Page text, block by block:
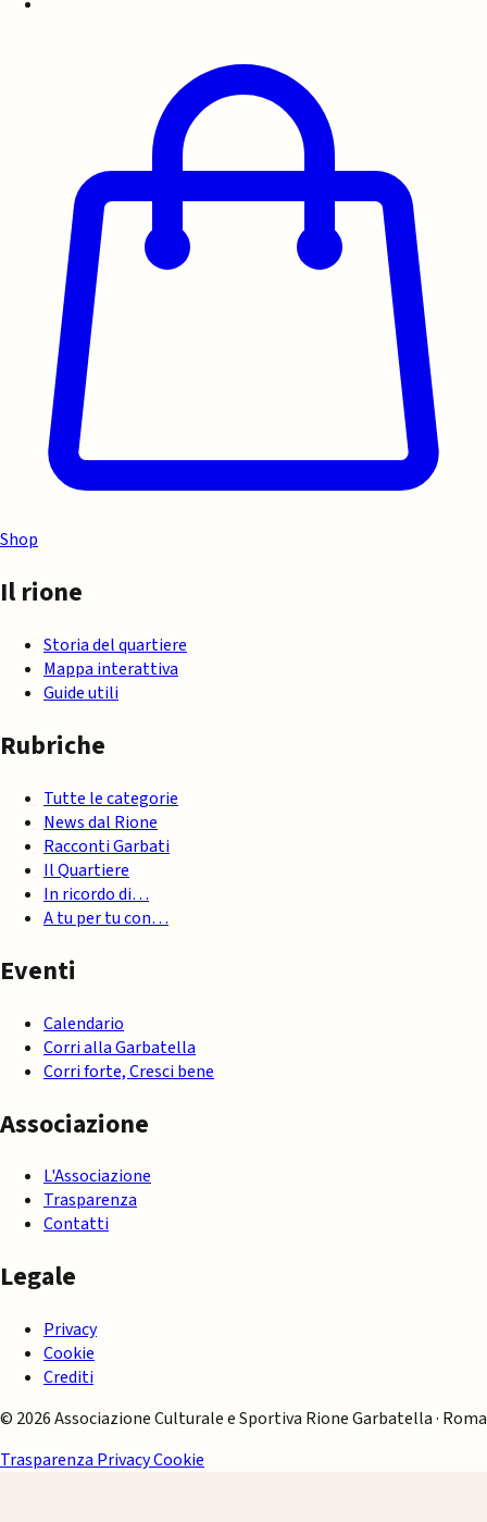
Shop
Il rione
Storia del quartiere
Mappa interattiva
Guide utili
Rubriche
Tutte le categorie
News dal Rione
Racconti Garbati
Il Quartiere
In ricordo di…
A tu per tu con…
Eventi
Calendario
Corri alla Garbatella
Corri forte, Cresci bene
Associazione
L'Associazione
Trasparenza
Contatti
Legale
Privacy
Cookie
Crediti
© 2026 Associazione Culturale e Sportiva Rione Garbatella · Roma
Trasparenza PrivacyCookie